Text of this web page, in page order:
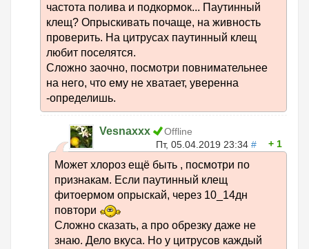
частота полива и подкормок... Паутинный
клещ? Опрыскивать почаще, на живность
проверить. На цитрусах паутинный клещ
любит поселятся.
Сложно заочно, посмотри повнимательнее
на него, что ему не хватает, уверенна
-определишь.
Vesnaxxx
Offline
Пт, 05.04.2019 23:34 # 1
Может хлороз ещё быть , посмотри по
признакам. Если паутинный клещ
фитоермом опрыскай, через 10_14дн
повтори
Сложно сказать, а про обрезку даже не
знаю. Дело вкуса. Но у цитрусов каждый